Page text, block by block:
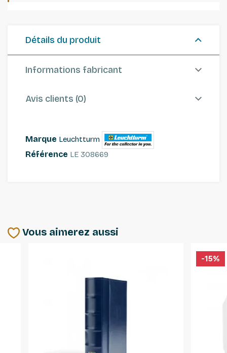
Détails du produit
Informations fabricant
Avis clients (0)
Marque Leuchtturm
Référence LE 308669
Vous aimerez aussi
-15%